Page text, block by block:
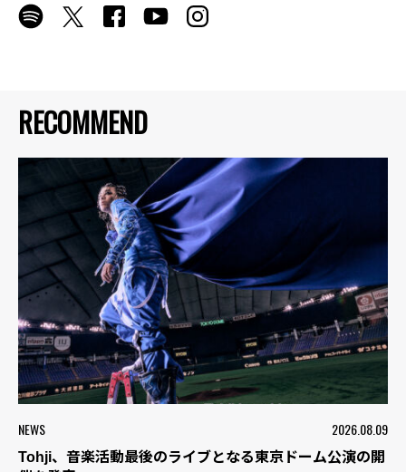
RECOMMEND
NEWS 2026.08.09
Tohji、音楽活動最後のライブとなる東京ドーム公演の開